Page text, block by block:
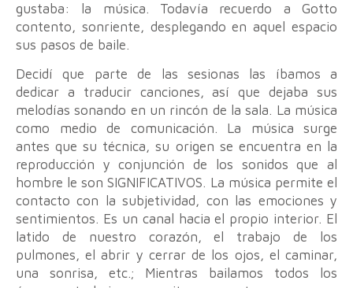
gustaba: la música. Todavía recuerdo a Gotto
contento, sonriente, desplegando en aquel espacio
sus pasos de baile.
Decidí que parte de las sesionas las íbamos a
dedicar a traducir canciones, así que dejaba sus
melodías sonando en un rincón de la sala. La música
como medio de comunicación. La música surge
antes que su técnica, su origen se encuentra en la
reproducción y conjunción de los sonidos que al
hombre le son SIGNIFICATIVOS. La música permite el
contacto con la subjetividad, con las emociones y
sentimientos. Es un canal hacia el propio interior. El
latido de nuestro corazón, el trabajo de los
pulmones, el abrir y cerrar de los ojos, el caminar,
una sonrisa, etc.; Mientras bailamos todos los